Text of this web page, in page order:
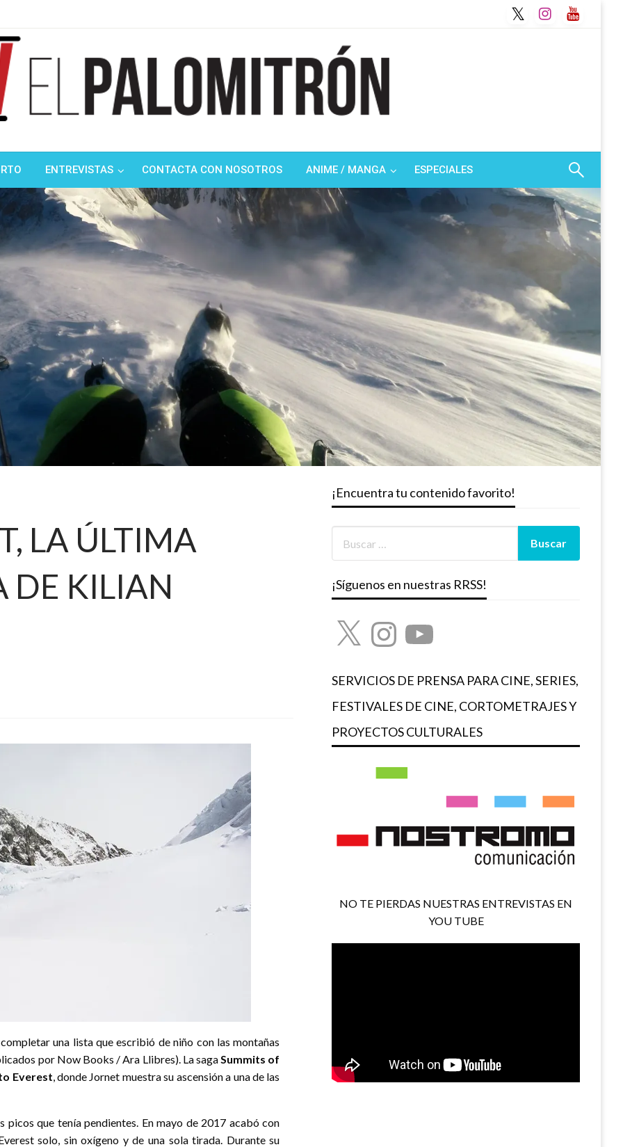
ENTREVISTAS CONTACTA CON NOSOTROS ANIME / MANGA ESPECIALES
LA ÚLTIMA
DE KILIAN
una lista que escribió de niño con las montañas
por Now Books / Ara Llibres). La sagaSummits of
Everest, donde Jornet muestra su ascensión a una de las
picos que tenía pendientes. En mayo de 2017 acabó con
solo, sin oxígeno y de una sola tirada. Durante su
¡Encuentra tu contenido favorito!
¡Síguenos en nuestras RRSS!
X InstagramYouTube
SERVICIOS DE PRENSA PARA CINE, SERIES,
FESTIVALES DE CINE, CORTOMETRAJES Y
PROYECTOS CULTURALES
NO TE PIERDAS NUESTRAS ENTREVISTAS EN
YOU TUBE